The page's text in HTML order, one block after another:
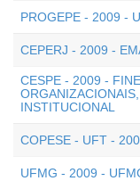
PROGEPE - 2009 -
CEPERJ - 2009 -
CESPE - 2009 -
INSTITUCIONAL
COPESE - UFT -
UFMG - 2009 -